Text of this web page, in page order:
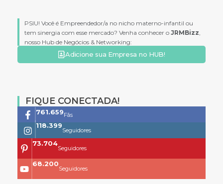
PSIU! Você é Empreendedor/a no nicho materno-infantil ou
tem sinergia com esse mercado? Venha conhecer o JRMBizz,
nosso Hub de Negócios & Networking:
Adicione sua Empresa no HUB!
FIQUE CONECTADA!
761.659Fãs
118.399
Seguidores
73.704
Seguidores
68.200
Seguidores